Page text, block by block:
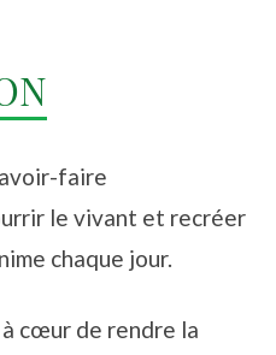
faire
le vivant et recréer
chaque jour.
à cœur de rendre la